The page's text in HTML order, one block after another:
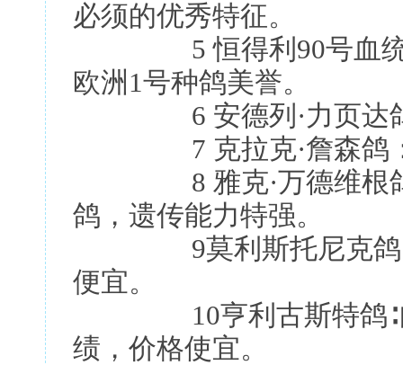
必须的优秀特征。
5 恒得利90号血统鸽
欧洲1号种鸽美誉。
6 安德列·力页达鸽
7 克拉克·詹森鸽：
8 雅克·万德维根鸽
鸽，遗传能力特强。
9莫利斯托尼克鸽∶杂
便宜。
10亨利古斯特鸽∶自
绩，价格使宜。